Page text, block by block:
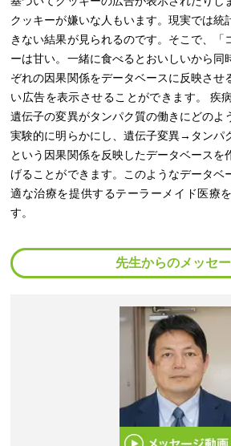
クッキーが嫌いな人もいます。現実では統
きない結果が見られるのです。そこで、「
ーは甘い。一緒に食べるとおいしいから同
ぞれの因果関係をデータベースに反映させ
い広告を表示させることができます。 疾
遺伝子の変異がタンパク質の働きにどのよ
実験的に明らかにし、遺伝子変異→タンパ
という因果関係を反映したデータベースを
げることができます。このようなデータベ
適な治療を提供するテーラーメイド医療
す。
先生からのメッセ